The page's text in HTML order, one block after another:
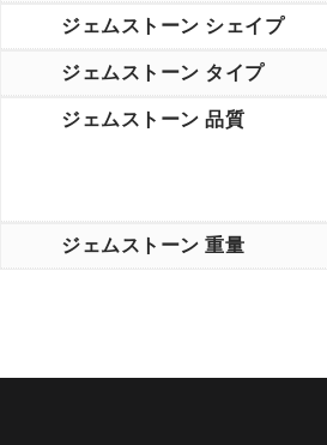
ジェムストーン シェイプ
ジェムストーン タイプ
ジェムストーン 品質
ジェムストーン 重量